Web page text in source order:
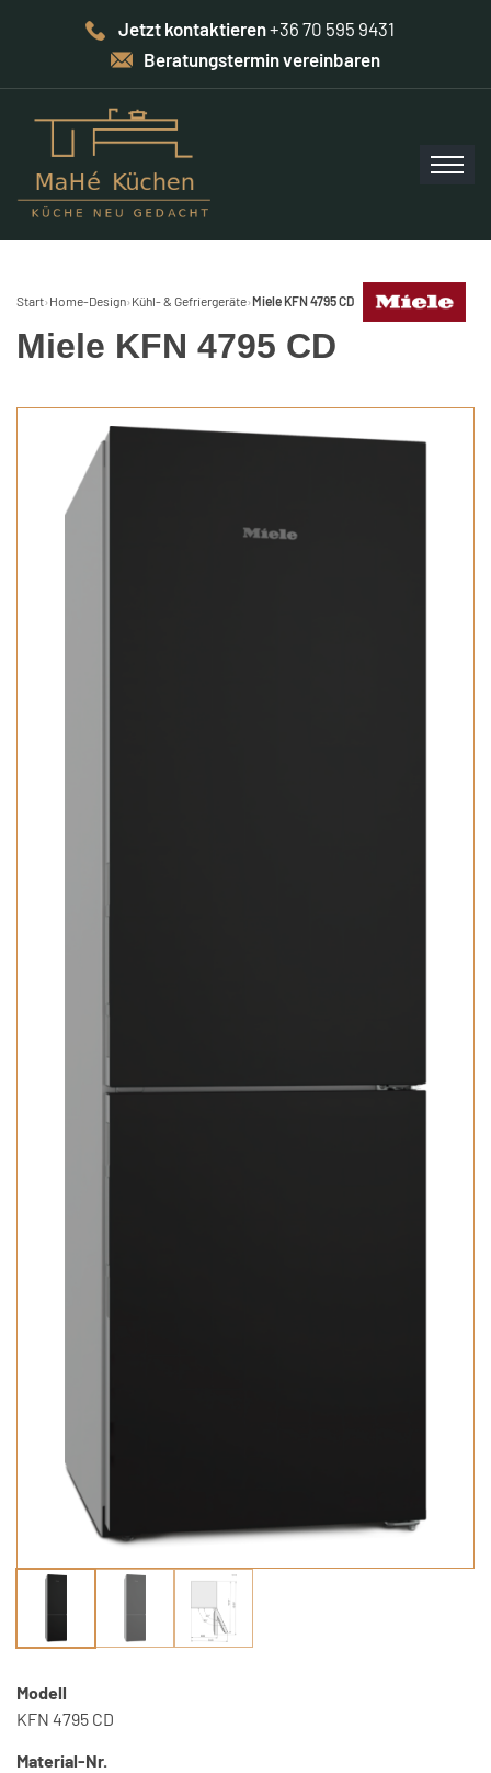
Jetzt kontaktieren+36 70 595 9431
Beratungstermin vereinbaren
Start› Home-Design› Kühl- & Gefriergeräte›Miele KFN 4795 CD
Miele KFN 4795 CD
Modell
KFN 4795 CD
Material-Nr.